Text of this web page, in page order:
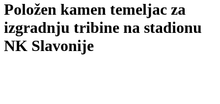
Položen kamen temeljac za
izgradnju tribine na stadionu
NK Slavonije